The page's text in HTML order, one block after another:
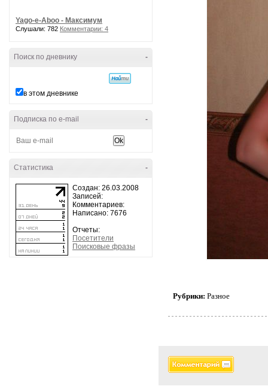
Yago-e-Aboo - Максимум
Слушали: 782 Комментарии: 4
-
Поиск по дневнику
в этом дневнике
-
Подписка по e-mail
-
Статистика
Создан: 26.03.2008
Записей:
Комментариев:
Написано: 7676
Отчеты:
Посетители
Поисковые фразы
Рубрики: Разное